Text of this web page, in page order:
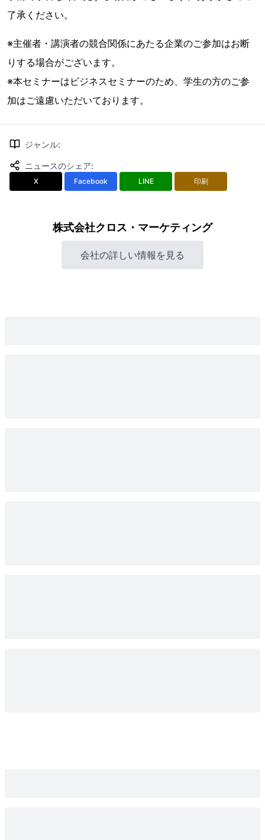
了承ください。
※主催者・講演者の競合関係にあたる企業のご参加はお断
りする場合がございます。
※本セミナーはビジネスセミナーのため、学生の方のご参
加はご遠慮いただいております。
ジャンル:
ニュースのシェア:
X Facebook LINE 印刷
株式会社クロス・マーケティング
会社の詳しい情報を見る